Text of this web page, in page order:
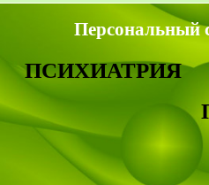
Персональный
ПСИХИАТРИЯ